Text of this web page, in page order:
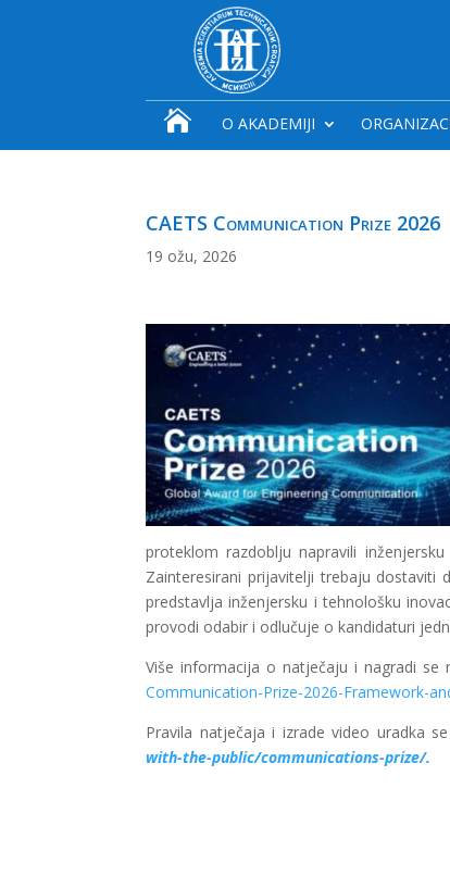
 O AKADEMIJI
CAETS Communication Prize 2026
19 ožu, 2026
proteklom razdoblju napravili
Zainteresirani prijavitelji trebaju dostaviti
predstavlja inženjersku i tehnološku
provodi odabir i odlučuje o kandidaturi
Više informacija o natječaju i nagradi
Communication-Prize-2026-Framework-
Pravila natječaja i izrade video uradka
with-the-public/communications-prize/.